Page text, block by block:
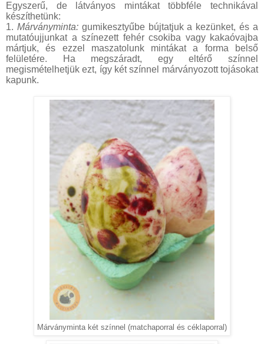
Egyszerű, de látványos mintákat többféle technikával
készíthetünk:
1. Márványminta:gumikesztyűbe bújtatjuk a kezünket, és a
mutatóujjunkat a színezett fehér csokiba vagy kakaóvajba
mártjuk, és ezzel maszatolunk mintákat a forma belső
felületére. Ha megszáradt, egy eltérő színnel
megismételhetjük ezt, így két színnel márványozott tojásokat
kapunk.
Márványminta két színnel (matchaporral és céklaporral)